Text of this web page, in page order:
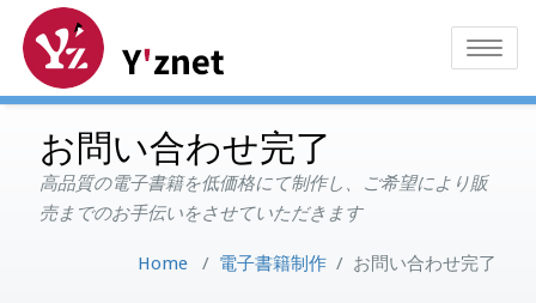
Toggle
お問い合わせ完了
高品質の電子書籍を低価格にて制作し、ご希望により販
売までのお手伝いをさせていただきます
Home / 電子書籍制作 / お問い合わせ完了